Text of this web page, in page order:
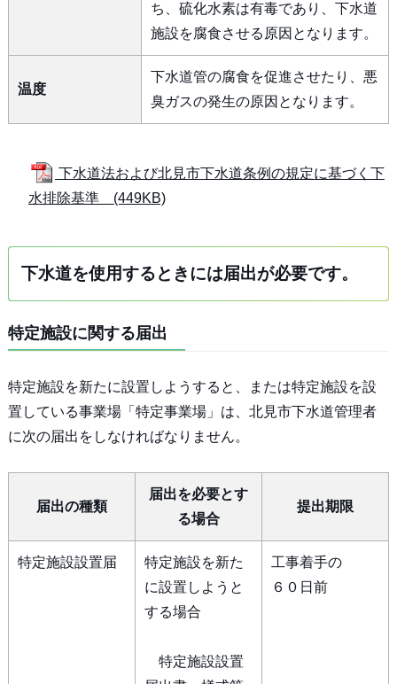
ち、硫化水素は有毒であり、下水道
施設を腐食させる原因となります。
温度
下水道管の腐食を促進させたり、悪
臭ガスの発生の原因となります。
下水道法および北見市下水道条例の規定に基づく下
水排除基準 (449KB)
下水道を使用するときには届出が必要です。
特定施設に関する届出
特定施設を新たに設置しようすると、または特定施設を設
置している事業場「特定事業場」は、北見市下水道管理者
に次の届出をしなければなりません。
届出の種類
届出を必要とす
る場合
提出期限
特定施設設置届
特定施設を新た
に設置しようと
する場合
特定施設設置
工事着手の
６０日前